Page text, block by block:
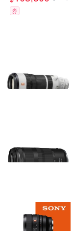
券